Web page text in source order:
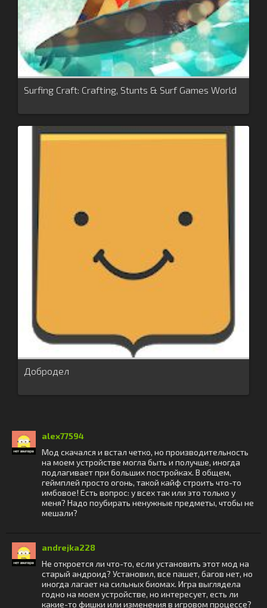
Surfing Craft: Crafting, Stunts & Surf Games World
Добродел
alex77594
Мод скачался и встал четко, но производительность
на моем устройстве могла быть и получше, иногда
подлагивает при больших постройках. В общем,
геймплей просто огонь, такой кайф строить что-то
имбовое! Есть вопрос: у всех так или это только у
меня? Надо поубирать ненужные предметы, чтобы не
мешали?
andrejka228
Не откроется ли что-то, если установить этот мод на
старый андроид? Установил, все пашет, багов нет, но
иногда лагает на сильных биомах. Игра выглядела
годно на моем устройстве, но интересует, есть ли
какие-то фишки или изменения в игровом процессе?